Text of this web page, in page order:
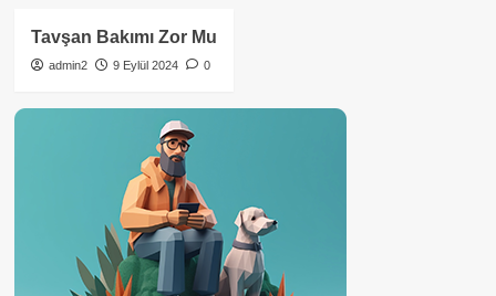
Tavşan Bakımı Zor Mu
admin2 9 Eylül 2024 0